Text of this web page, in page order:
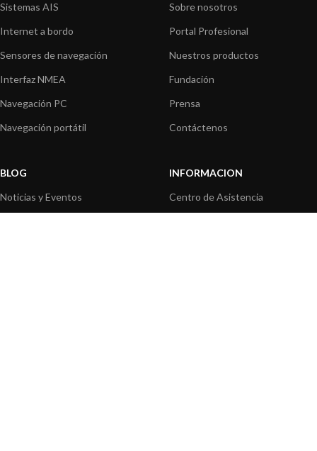
Sistemas AIS
Internet a bordo
Sensores de navegación
Interfaz NMEA
Navegación PC
Navegación portátil
Sobre nosotros
Portal Profesional
Nuestros productos
Fundación
Prensa
Contáctenos
BLOG
Noticias y Eventos
INFORMACION
Centro de Asistencia